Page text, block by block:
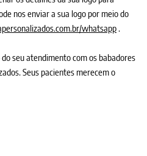
nos enviar a sua logo por meio do
whatsapp.
seu atendimento com os babadores
Seus pacientes merecem o